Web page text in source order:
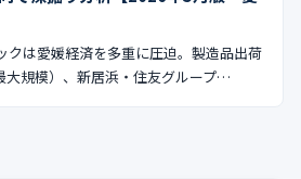
🇰🇷 🇹🇼🇻🇳
クは愛媛経済を多重に圧迫。製造品出荷
大規模）、新居浜・住友グループ…